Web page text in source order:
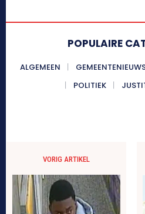
POPULAIRE
ALGEMEEN
POLITIEK
VORIG ARTIKEL